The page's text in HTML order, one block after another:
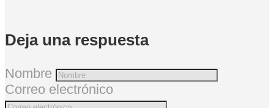
Deja una respuesta
Nombre
Correo electrónico